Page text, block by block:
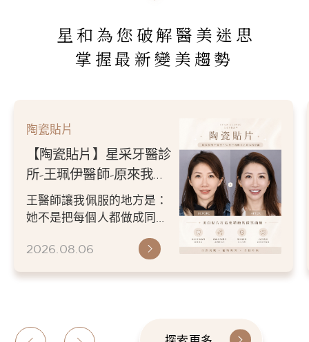
星和為您破解醫美迷思
掌握最新變美趨勢
陶瓷貼片
【陶瓷貼片】星采牙醫診
所-王珮伊醫師-原來我的
不愛笑，只是不喜歡自己
原本的牙齒
王醫師讓我佩服的地方是：
她不是把每個人都做成同一
更適合自己的樣子。 現...
2026.08.06